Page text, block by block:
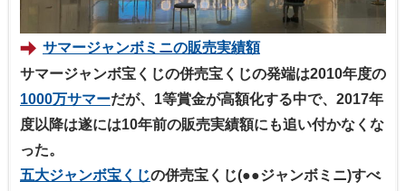
サマージャンボミニの販売実績額
サマージャンボ宝くじの併売宝くじの発端は2010年度の
1000万サマーだが、1等賞金が高額化する中で、2017年
度以降は遂には10年前の販売実績額にも追い付かなくな
った。
五大ジャンボ宝くじの併売宝くじ(●●ジャンボミニ)すべ